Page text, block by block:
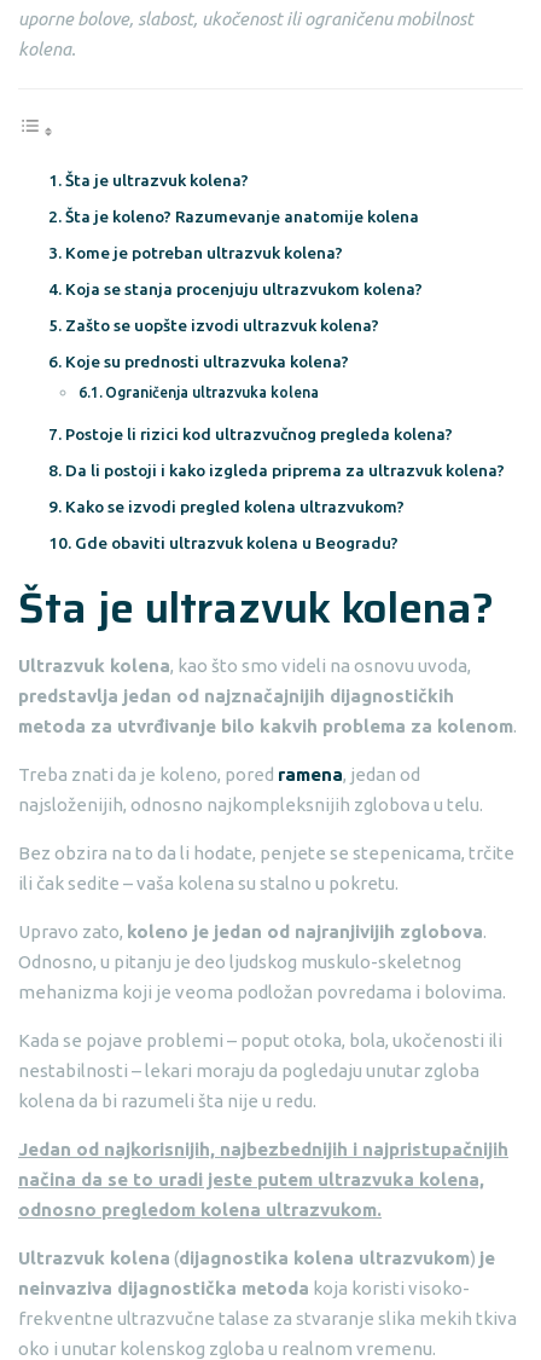
uporne bolove, slabost, ukočenost ili ograničenu mobilnost
kolena.
Šta je ultrazvuk kolena?
Šta je koleno? Razumevanje anatomije kolena
Kome je potreban ultrazvuk kolena?
Koja se stanja procenjuju ultrazvukom kolena?
Zašto se uopšte izvodi ultrazvuk kolena?
Koje su prednosti ultrazvuka kolena?
Ograničenja ultrazvuka kolena
Postoje li rizici kod ultrazvučnog pregleda kolena?
Da li postoji i kako izgleda priprema za ultrazvuk kolena?
Kako se izvodi pregled kolena ultrazvukom?
Gde obaviti ultrazvuk kolena u Beogradu?
Šta je ultrazvuk kolena?
Ultrazvuk kolena, kao što smo videli na osnovu uvoda,
predstavlja jedan od najznačajnijih dijagnostičkih
metoda za utvrđivanje bilo kakvih problema za kolenom.
Treba znati da je koleno, pored ramena, jedan od
najsloženijih, odnosno najkompleksnijih zglobova u telu.
Bez obzira na to da li hodate, penjete se stepenicama, trčite
ili čak sedite – vaša kolena su stalno u pokretu.
Upravo zato, koleno je jedan od najranjivijih zglobova.
Odnosno, u pitanju je deo ljudskog muskulo-skeletnog
mehanizma koji je veoma podložan povredama i bolovima.
Kada se pojave problemi – poput otoka, bola, ukočenosti ili
nestabilnosti – lekari moraju da pogledaju unutar zgloba
kolena da bi razumeli šta nije u redu.
Jedan od najkorisnijih, najbezbednijih i najpristupačnijih
načina da se to uradi jeste putem ultrazvuka kolena,
odnosno pregledom kolena ultrazvukom.
Ultrazvuk kolena (dijagnostika kolena ultrazvukom) je
neinvaziva dijagnostička metoda koja koristi visoko-
frekventne ultrazvučne talase za stvaranje slika mekih tkiva
oko i unutar kolenskog zgloba u realnom vremenu.